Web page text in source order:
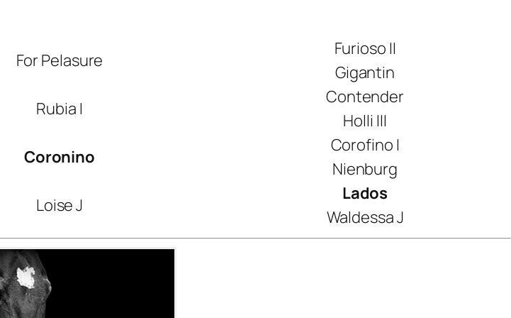
For Pelasure
Furioso II
Gigantin
Rubia I
Contender
Holli III
Coronino
Corofino I
Nienburg
Loise J
Lados
Waldessa J